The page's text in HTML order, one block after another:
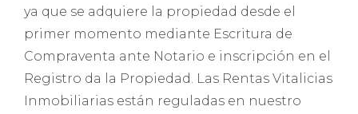
ya que se adquiere la propiedad desde el
primer momento mediante Escritura de
Compraventa ante Notario e inscripción en el
Registro da la Propiedad. Las Rentas Vitalicias
Inmobiliarias están reguladas en nuestro